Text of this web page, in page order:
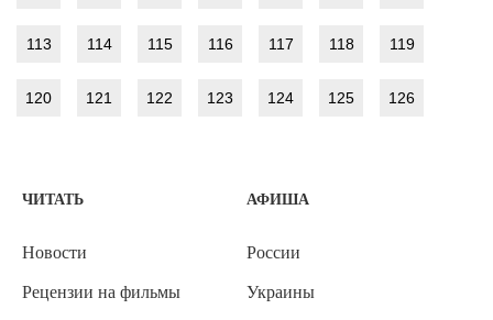
113 114 115 116 117 118 119
120 121 122 123 124 125 126
ЧИТАТЬ
Новости
Рецензии на фильмы
АФИША
России
Украины